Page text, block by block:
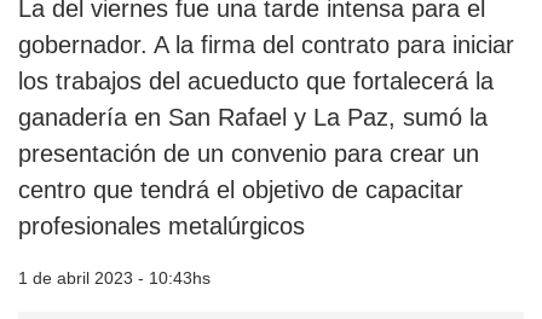
La del viernes fue una tarde intensa para el
gobernador. A la firma del contrato para iniciar
los trabajos del acueducto que fortalecerá la
ganadería en San Rafael y La Paz, sumó la
presentación de un convenio para crear un
centro que tendrá el objetivo de capacitar
profesionales metalúrgicos
1 de abril 2023 - 10:43hs